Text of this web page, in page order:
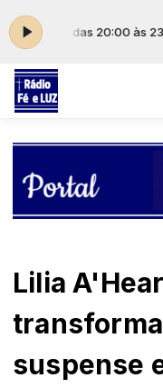
das 20:00 às 23:59
Lilia
suspense